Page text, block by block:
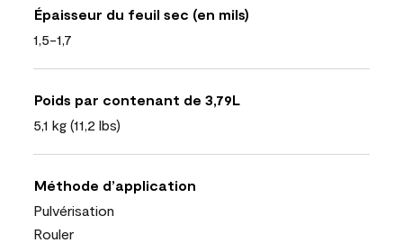
Épaisseur du feuil sec (en mils)
1,5-1,7
Poids par contenant de 3,79L
5,1 kg (11,2 lbs)
Méthode d’application
Pulvérisation
Rouler